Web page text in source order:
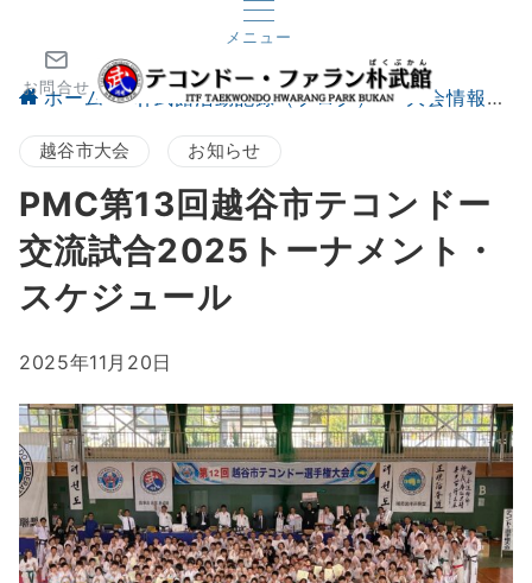
メニュー
お問合せ
ホーム 朴武館活動記録（ブログ） 大会情報
越谷市大会 お知らせ
PMC第13回越谷市テコンドー
交流試合2025トーナメント・
スケジュール
2025年11月20日